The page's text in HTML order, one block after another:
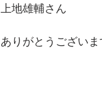
上地雄輔さん
ありがとうござい